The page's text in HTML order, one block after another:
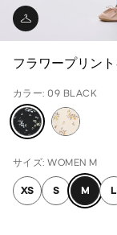
フラワープリン
カラー: 09 BLACK
サイズ: WOMEN M
XS S M L